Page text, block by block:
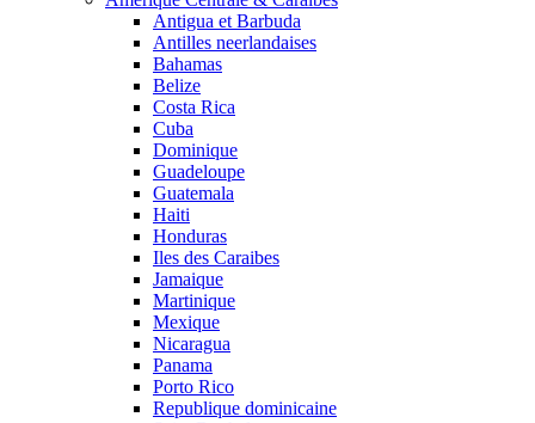
Antigua et Barbuda
Antilles neerlandaises
Bahamas
Belize
Costa Rica
Cuba
Dominique
Guadeloupe
Guatemala
Haiti
Honduras
Iles des Caraibes
Jamaique
Martinique
Mexique
Nicaragua
Panama
Porto Rico
Republique dominicaine